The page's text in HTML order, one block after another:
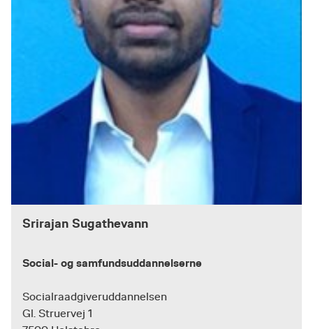
Srirajan Sugathevann
Social- og samfundsuddannelserne
Socialraadgiveruddannelsen
Gl. Struervej 1